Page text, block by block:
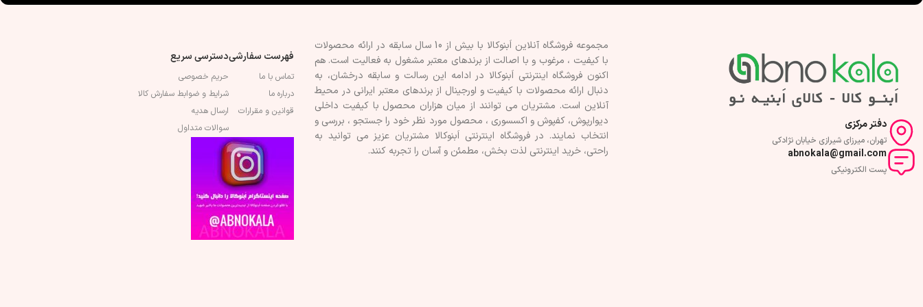
دفتر مرکزی
تهران، میرزای شیرازی خیابان نژادکی
abnokala@gmail.com
پست الکترونیکی
مجموعه فروشگاه آنلاین اَبنوکالا با بیش از 10 سال سابقه در ارائه محصولات
با کيفيت ، مرغوب و با اصالت از برندهای معتبر مشغول به فعاليت است. هم
اکنون فروشگاه اینترنتی اَبنوکالا در ادامه اين رسالت و سابقه درخشان، به
دنبال ارائه محصولات با کيفيت و اورجينال از برندهای معتبر ايرانی در محيط
آنلاين است. مشتريان می توانند از ميان هزاران محصول با کيفيت داخلی
دیوارپوش، کفپوش و اکسسوری ، محصول مورد نظر خود را جستجو ، بررسی و
انتخاب نمايند. در فروشگاه اینترنتی اَبنوکالا مشتريان عزیز می توانيد به
راحتی، خرید اینترنتی لذت بخش، مطمئن و آسان را تجربه کنند.
فهرست سفارشی
تماس با ما
درباره ما
قوانین و مقرارات
دسترسی سریع
حریم خصوصی
شرایط و ضوابط سفارش کالا
ارسال هدیه
سوالات متداول